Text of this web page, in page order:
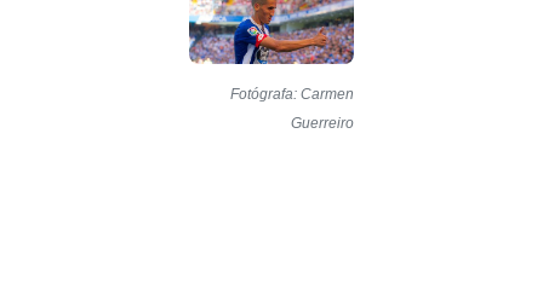
Fotógrafa: Carmen
Guerreiro